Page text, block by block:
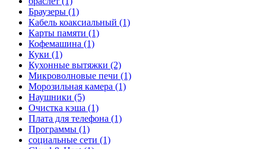
Браузеры (1)
Кабель коаксиальный (1)
Карты памяти (1)
Кофемашина (1)
Куки (1)
Кухонные вытяжки (2)
Микроволновые печи (1)
Морозильная камера (1)
Наушники (5)
Очистка кэша (1)
Плата для телефона (1)
Программы (1)
социальные сети (1)